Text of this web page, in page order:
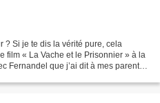
? Si je te dis la vérité pure, cela
film « La Vache et le Prisonnier » à la
Fernandel que j’ai dit à mes parents